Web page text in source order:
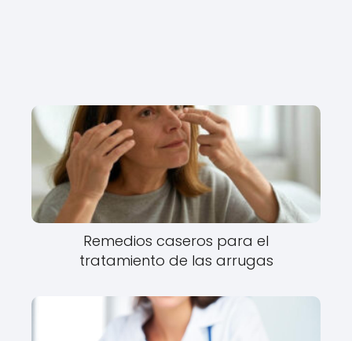
Remedios caseros para el
tratamiento de las arrugas